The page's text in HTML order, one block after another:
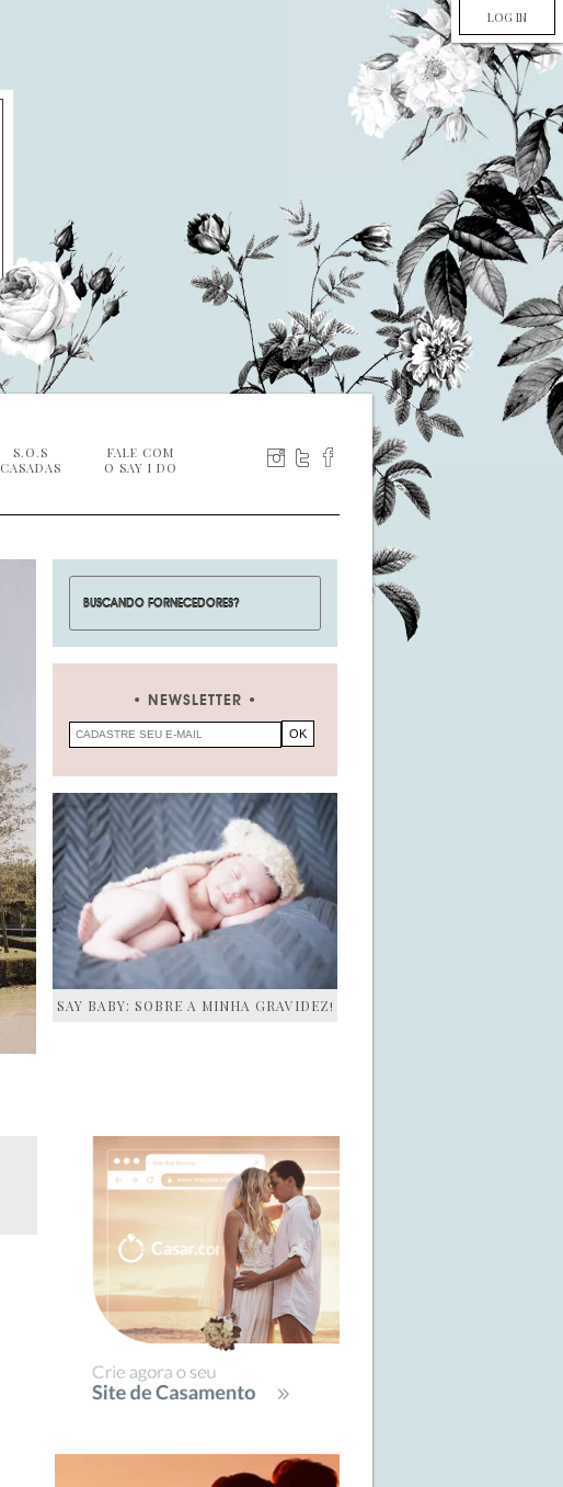
LOG IN
S.O.S
CASADAS
FALE COM
O SAY I DO
NEWSLETTER
SAY BABY: SOBRE A MINHA GRAVIDEZ!
SIDEBAR